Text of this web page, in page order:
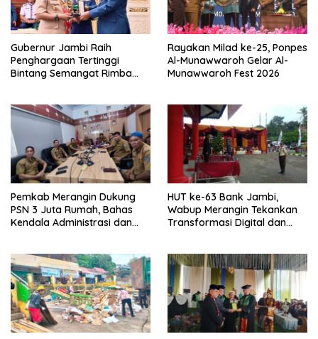
Gubernur Jambi Raih
Penghargaan Tertinggi
Bintang Semangat Rimba
Rayakan Milad ke-25, Ponpes
Al-Munawwaroh Gelar Al-
Munawwaroh Fest 2026
Pemkab Merangin Dukung
PSN 3 Juta Rumah, Bahas
Kendala Administrasi dan
HUT ke-63 Bank Jambi,
Wabup Merangin Tekankan
Transformasi Digital dan